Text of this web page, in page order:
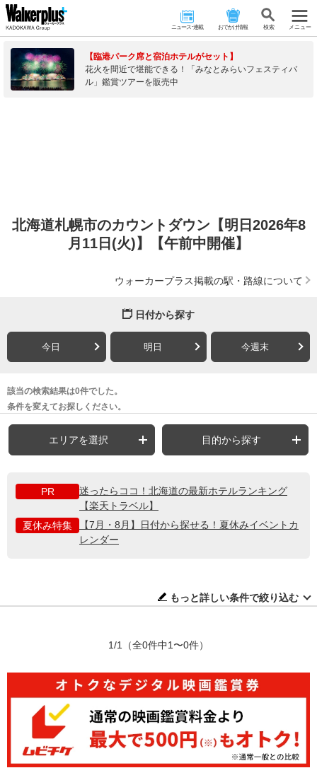
ニュース･連載 おでかけ情報 検 索 メニュー
【臨港パーク席と宿泊ホテルがセット】
花火を間近で堪能できる！「みなとみらいフェスティバ
ル」鑑賞ツアーを販売中
北海道札幌市のカウントダウン【明日2026年8
月11日(火)】【午前中開催】
ウォーカープラス掲載の駅・路線について
日付から探す
今日 明日 今週末
該当の検索結果は0件でした。
条件を変えてお探しください。
エリアを選択 目的から探す
PR
迷ったらココ！北海道の最新ホテルランキング
【楽天トラベル】
夏休み特集
【7月・8月】日付から探せる！夏休みイベントカ
レンダー
もっと詳しい条件で絞り込む
1/1 （全0件中1〜0件）